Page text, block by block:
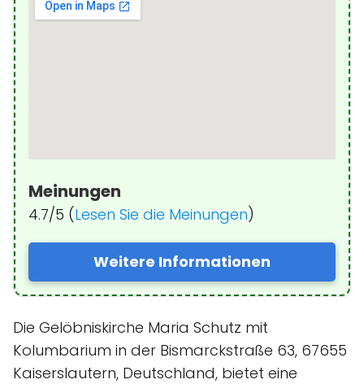
Meinungen
4.7/5 (Lesen Sie die Meinungen)
Weitere Informationen
Die Gelöbniskirche Maria Schutz mit
Kolumbarium in der Bismarckstraße 63, 67655
Kaiserslautern, Deutschland, bietet eine